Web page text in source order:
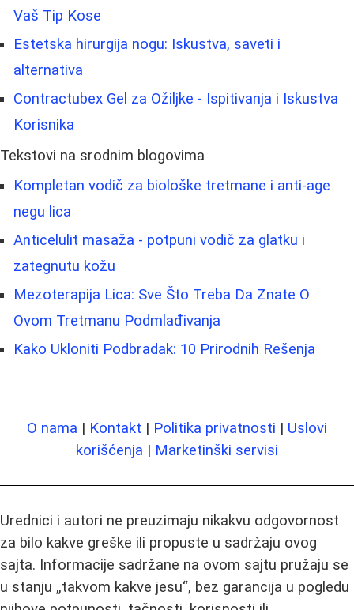
Vaš Tip Kose
Estetska hirurgija nogu: Iskustva, saveti i
alternativa
Contractubex Gel za Ožiljke - Ispitivanja i Iskustva
Korisnika
Tekstovi na srodnim blogovima
Kompletan vodič za biološke tretmane i anti-age
negu lica
Anticelulit masaža - potpuni vodič za glatku i
zategnutu kožu
Mezoterapija Lica: Sve Što Treba Da Znate O
Ovom Tretmanu Podmlađivanja
Kako Ukloniti Podbradak: 10 Prirodnih Rešenja
O nama | Kontakt | Politika privatnosti | Uslovi
korišćenja | Marketinški servisi
Urednici i autori ne preuzimaju nikakvu odgovornost
za bilo kakve greške ili propuste u sadržaju ovog
sajta. Informacije sadržane na ovom sajtu pružaju se
u stanju „takvom kakve jesu“, bez garancija u pogledu